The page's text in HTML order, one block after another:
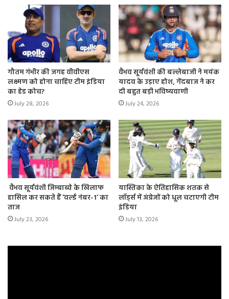
गौतम गंभीर की जगह वीवीएस
लक्ष्मण को होना चाहिए टीम इंडिया
का हेड कोच?
July 28, 2026
वैभव सूर्यवंशी की बल्लेबाजी ने मयंक
यादव के उड़ाए होश, गेंदबाज ने कर
दी बहुत बड़ी भविष्यवाणी
July 24, 2026
वैभव सूर्यवंशी जिम्बाब्वे के खिलाफ
हासिल कर सकते हैं ‘वर्ल्ड नंबर-1’ का
ताज
July 23, 2026
यास्तिका के ऐतिहासिक शतक से
लॉर्ड्स में अंग्रेजों को धूल चटाएगी टीम
इंडिया
July 13, 2026